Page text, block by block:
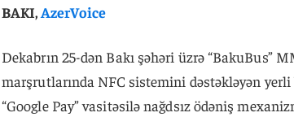
BAKI, AzerVoice
Dekabrın 25-dən Bakı şəhəri üzrə “BakuBus”
marşrutlarında NFC sistemini dəstəkləyən yerli
“Google Pay” vasitəsilə nağdsız ödəniş